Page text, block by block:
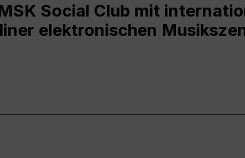
Social Club mit
elektronischen